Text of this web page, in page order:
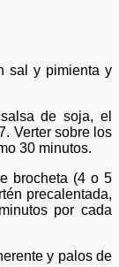
sal y pimienta y
de soja, el
Verter sobre los
30 minutos.
brocheta (4 o 5
precalentada,
por cada
y palos de